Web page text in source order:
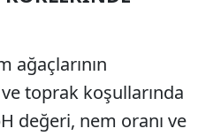
ağaçlarının
toprak koşullarında
değeri, nem oranı ve